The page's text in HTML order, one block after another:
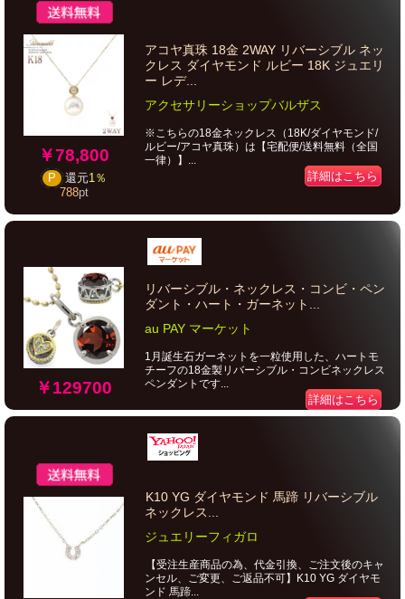
￥78,800
P 還元1％
788pt
アコヤ真珠 18金 2WAY リバーシブル ネッ
クレス ダイヤモンド ルビー 18K ジュエリ
ー レデ...
アクセサリーショップバルザス
※こちらの18金ネックレス（18K/ダイヤモンド/
ルビー/アコヤ真珠）は【宅配便/送料無料（全国
一律）】...
詳細はこちら
￥129700
リバーシブル・ネックレス・コンビ・ペン
ダント・ハート・ガーネット...
au PAY マーケット
1月誕生石ガーネットを一粒使用した、ハートモ
チーフの18金製リバーシブル・コンビネックレス
ペンダントです...
詳細はこちら
K10 YG ダイヤモンド 馬蹄 リバーシブル
ネックレス...
ジュエリーフィガロ
【受注生産商品の為、代金引換、ご注文後のキャ
ンセル、ご変更、ご返品不可】K10 YG ダイヤモ
ンド 馬蹄...